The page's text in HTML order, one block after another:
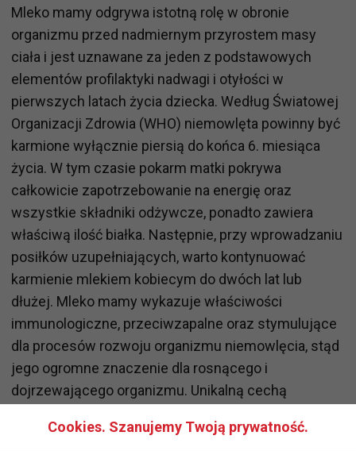
Mleko mamy odgrywa istotną rolę w obronie
organizmu przed nadmiernym przyrostem masy
ciała i jest uznawane za jeden z podstawowych
elementów profilaktyki nadwagi i otyłości w
pierwszych latach życia dziecka. Według Światowej
Organizacji Zdrowia (WHO) niemowlęta powinny być
karmione wyłącznie piersią do końca 6. miesiąca
życia. W tym czasie pokarm matki pokrywa
całkowicie zapotrzebowanie na energię oraz
wszystkie składniki odżywcze, ponadto zawiera
właściwą ilość białka. Następnie, przy wprowadzaniu
posiłków uzupełniających, warto kontynuować
karmienie mlekiem kobiecym do dwóch lat lub
dłużej. Mleko mamy wykazuje właściwości
immunologiczne, przeciwzapalne oraz stymulujące
dla procesów rozwoju organizmu niemowlęcia, stąd
jego ogromne znaczenie dla rosnącego i
dojrzewającego organizmu. Unikalną cechą
każdego karmienia oraz zróżnicowanie jego składu
Cookies. Szanujemy Twoją prywatność.